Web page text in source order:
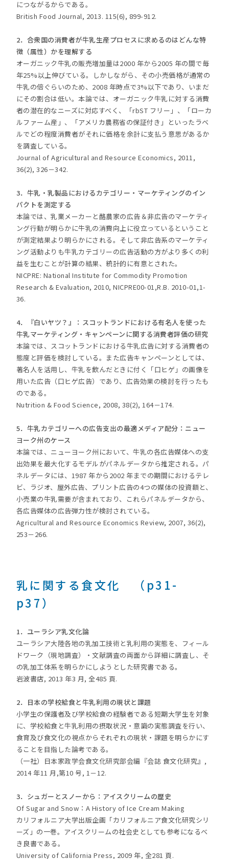
につながるからである。
British Food Journal, 2013. 115(6), 899-912.
2．合衆国の消費者が牛乳生産プロセスに求めるのはどんな特
徴（属性）かを理解する
オーガニック牛乳の販売増加量は2000 年から2005 年の間で毎
年25%以上伸びている。しかしながら、その小売価格が通常の
牛乳の倍ぐらいのため、2008 年時点で3%以下であり、いまだ
にその割合は低い。本論では、オーガニック牛乳に対する消費
者の潜在的なニーズに対応すべく、「rbST フリー」、「ローカ
ルファーム産」、「アメリカ農務省の保証付き」といったラベ
ルでどの程度消費者がそれに価格を余計に支払う意思があるか
を調査している。
Journal of Agricultural and Resource Economics, 2011,
36(2), 326－342.
3．牛乳・乳製品におけるカテゴリー・マーケティングのイン
パクトを測定する
本論では、乳業メーカーと酪農家の広告＆非広告のマーケティ
ング行動が明らかに牛乳の消費向上に役立っているということ
が測定結果より明らかにされる。そして非広告系のマーケティ
ング活動よりも牛乳カテゴリーの広告活動の方がより多くの利
益を生むことが計算の結果、統計的に有意とされた。
NICPRE: National Institute for Commodity Promotion
Research & Evaluation, 2010, NICPRE00-01,R.B. 2010-01,1-
36.
4．『白いヤツ？』：スコットランドにおける有名人を使った
牛乳マーケティング・キャンペーンに関する消費者評価の研究
本論では、スコットランドにおける牛乳広告に対する消費者の
態度と評価を検討している。また広告キャンペーンとしては、
著名人を活用し、牛乳を飲んだときに付く「口ヒゲ」の画像を
用いた広告（口ヒゲ広告）であり、広告効果の検討を行ったも
のである。
Nutrition & Food Science, 2008, 38(2), 164－174.
5．牛乳カテゴリーへの広告支出の最適メディア配分：ニュー
ヨーク州のケース
本論では、ニューヨーク州において、牛乳の各広告媒体への支
出効果を最大化するモデルがパネルデータから推定される。パ
ネルデータには、1987 年から2002 年までの期間におけるテレ
ビ、ラジオ、屋外広告、プリント広告の4つの媒体の投資額と、
小売業の牛乳需要が含まれており、これらパネルデータから、
各広告媒体の広告弾力性が検討されている。
Agricultural and Resource Economics Review, 2007, 36(2),
253－266.
乳に関する食文化 （p31-
p37）
1．ユーラシア乳文化論
ユーラシア大陸各地の乳加工技術と乳利用の実態を、フィール
ドワーク（現地調査）・文献調査の両面から詳細に調査し、そ
の乳加工体系を明らかにしようとした研究書である。
岩波書店, 2013 年3 月, 全485 頁.
2．日本の学校給食と牛乳利用の現状と課題
小学生の保護者及び学校給食の経験者である短期大学生を対象
に、学校給食と牛乳利用の摂取状況・意識の実態調査を行い、
食育及び食文化の視点からそれぞれの現状・課題を明らかにす
ることを目指した論考である。
（一社）日本家政学会食文化研究部会編『会誌 食文化研究』,
2014 年11 月,第10 号, 1－12.
3．シュガーとスノーから：アイスクリームの歴史
Of Sugar and Snow：A History of Ice Cream Making
カリフォルニア大学出版企画「カリフォルニア食文化研究シリ
ーズ」の一巻。アイスクリームの社会史としても参考になるべ
き良書である。
University of California Press, 2009 年, 全281 頁.